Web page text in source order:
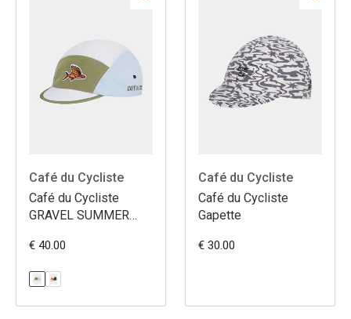
Café du Cycliste
Café du Cycliste
GRAVEL SUMMER
€ 40.00
Café du Cycliste
Café du Cycliste
Gapette
€ 30.00